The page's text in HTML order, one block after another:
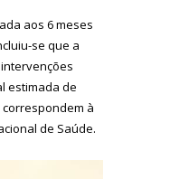
aos 6 meses
se que a
estimada de
correspondem à
de Saúde.